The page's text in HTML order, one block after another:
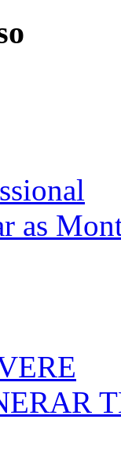
as